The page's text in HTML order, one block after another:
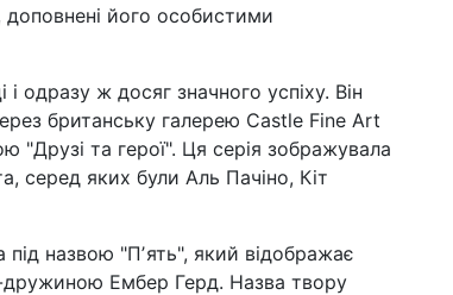
його особистими
одразу ж досяг значного успіху. Він
британську галерею Castle Fine Art
"Друзі та герої". Ця серія зображувала
серед яких були Аль Пачіно, Кіт
назвою "Пʼять", який відображає
дружиною Ембер Герд. Назва твору